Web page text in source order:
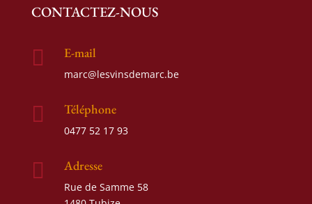
CONTACTEZ-NOUS
 E-mail
marc@lesvinsdemarc.be
 Téléphone
0477 52 17 93
 Adresse
Rue de Samme 58